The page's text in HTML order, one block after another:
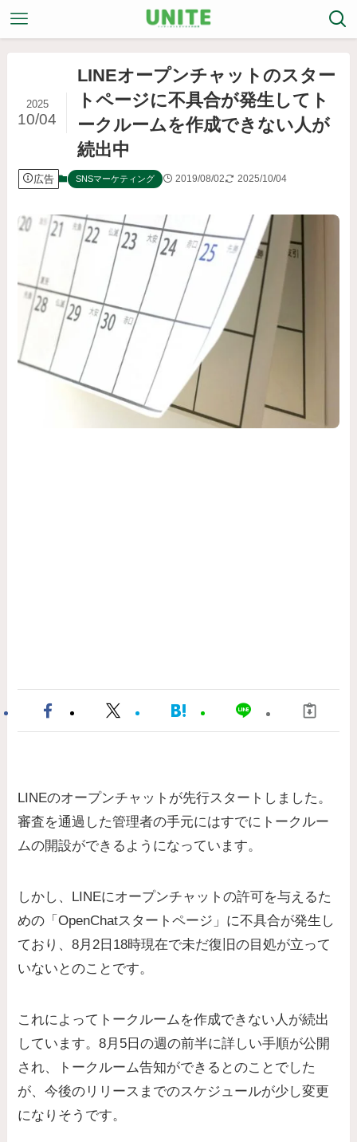
LINEオープンチャットのスター
トページに不具合が発生してト
ークルームを作成できない人が
続出中
2025
10/04
広告 SNSマーケティング 2019/08/02 2025/10/04
LINEのオープンチャットが先行スタートしました。
審査を通過した管理者の手元にはすでにトークルー
ムの開設ができるようになっています。
しかし、LINEにオープンチャットの許可を与えるた
めの「OpenChatスタートページ」に不具合が発生し
ており、8月2日18時現在で未だ復旧の目処が立って
いないとのことです。
これによってトークルームを作成できない人が続出
しています。8月5日の週の前半に詳しい手順が公開
され、トークルーム告知ができるとのことでした
が、今後のリリースまでのスケジュールが少し変更
になりそうです。